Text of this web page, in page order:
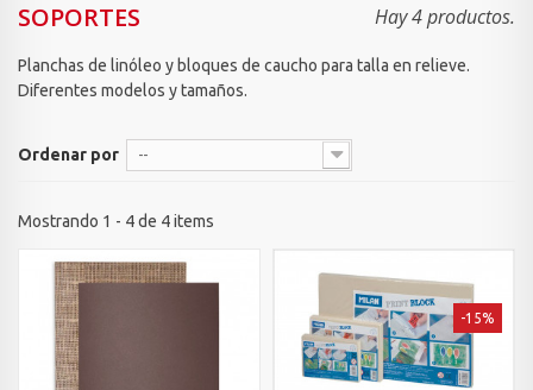
SOPORTES Hay 4 productos.
Planchas de linóleo y bloques de caucho para talla en relieve.
Diferentes modelos y tamaños.
Ordenar por --
Mostrando 1 - 4 de 4 items
-15%